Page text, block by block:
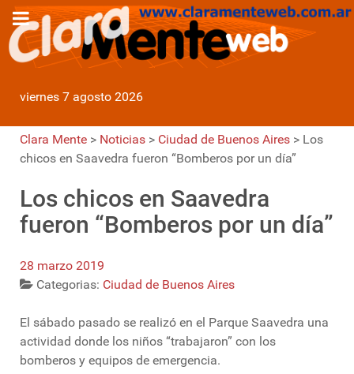
viernes 7 agosto 2026
Clara Mente > Noticias > Ciudad de Buenos Aires > Los
chicos en Saavedra fueron “Bomberos por un día”
Los chicos en Saavedra
fueron “Bomberos por un día”
28 marzo 2019
Categorias: Ciudad de Buenos Aires
El sábado pasado se realizó en el Parque Saavedra una
actividad donde los niños “trabajaron” con los
bomberos y equipos de emergencia.